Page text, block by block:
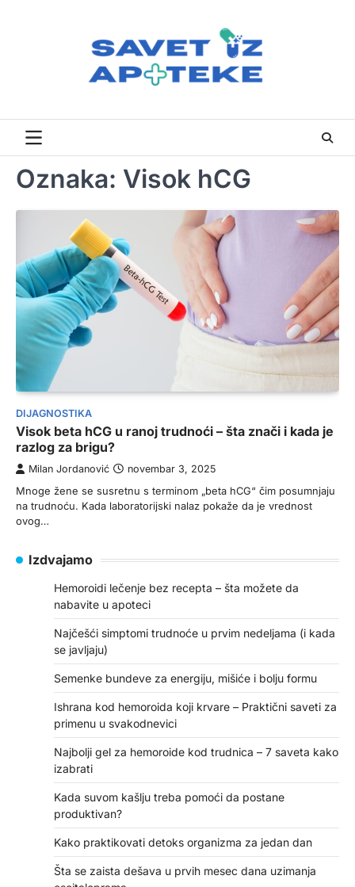
Oznaka: Visok hCG
DIJAGNOSTIKA
Visok beta hCG u ranoj trudnoći – šta znači i kada je
razlog za brigu?
Milan Jordanović novembar 3, 2025
Mnoge žene se susretnu s terminom „beta hCG“ čim posumnjaju
na trudnoću. Kada laboratorijski nalaz pokaže da je vrednost
ovog…
Izdvajamo
Hemoroidi lečenje bez recepta – šta možete da
nabavite u apoteci
Najčešći simptomi trudnoće u prvim nedeljama (i kada
se javljaju)
Semenke bundeve za energiju, mišiće i bolju formu
Ishrana kod hemoroida koji krvare – Praktični saveti za
primenu u svakodnevici
Najbolji gel za hemoroide kod trudnica – 7 saveta kako
izabrati
Kada suvom kašlju treba pomoći da postane
produktivan?
Kako praktikovati detoks organizma za jedan dan
Šta se zaista dešava u prvih mesec dana uzimanja